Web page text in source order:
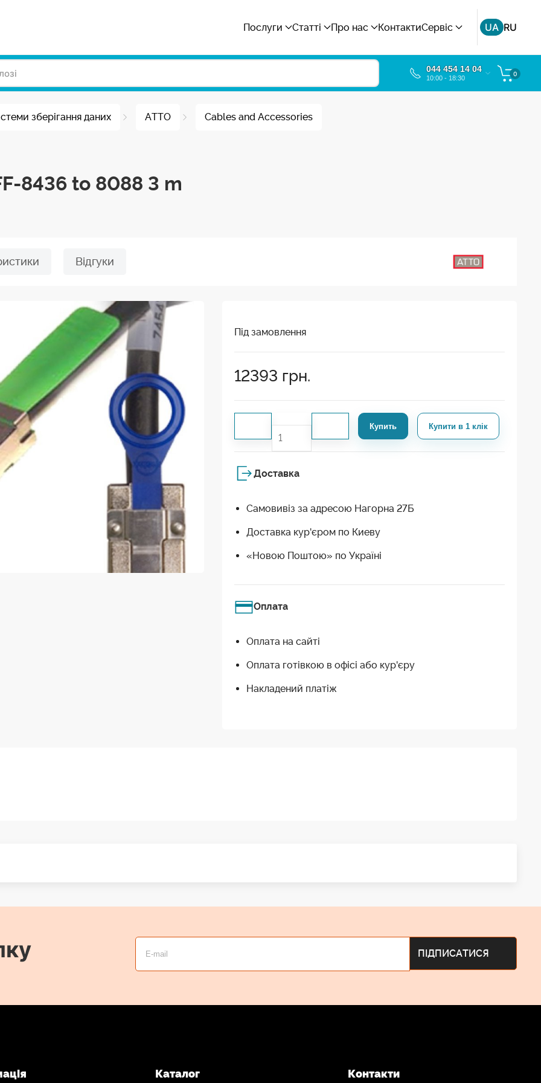
Послуги Статті Про нас КонтактиСервіс UA RU
044 454 14 04
10:00 - 18:30
0
зберігання даних ATTO Cables and Accessories
8436 to 8088 3 m
Відгуки
Під замовлення
12393 грн.
Купить Купити в 1 клік
Доставка
Самовивіз за адресою Нагорна 27Б
Доставка кур'єром по Киеву
«Новою Поштою» по Україні
Оплата
Оплата на сайті
Оплата готівкою в офісі або кур'єру
Накладений платіж
Каталог Контакти